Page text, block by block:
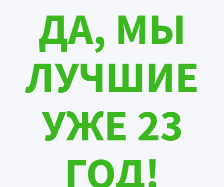
ДА, МЫ
ЛУЧШИЕ
УЖЕ 23
ГОД!